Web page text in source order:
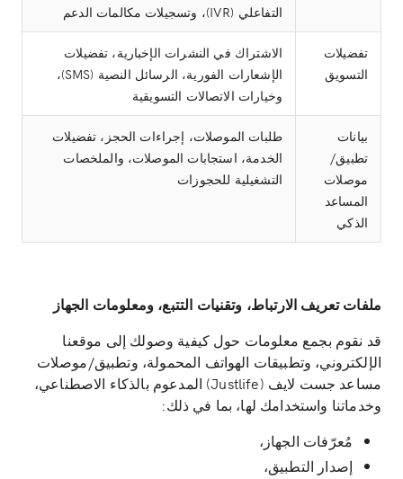
التفاعلي (IVR)، وتسجيلات مكالمات الدعم
تفضيلات
التسويق
الاشتراك في النشرات الإخبارية، تفضيلات
الإشعارات الفورية، الرسائل النصية (SMS)،
وخيارات الاتصالات التسويقية
بيانات
تطبيق/
موصلات
المساعد
الذكي
طلبات الموصلات، إجراءات الحجز، تفضيلات
الخدمة، استجابات الموصلات، والملخصات
التشغيلية للحجوزات
ملفات تعريف الارتباط، وتقنيات التتبع، ومعلومات الجهاز
قد نقوم بجمع معلومات حول كيفية وصولك إلى موقعنا
الإلكتروني، وتطبيقات الهواتف المحمولة، وتطبيق/موصلات
مساعد جست لايف (Justlife) المدعوم بالذكاء الاصطناعي،
وخدماتنا واستخدامك لها، بما في ذلك:
مُعرّفات الجهاز،
إصدار التطبيق،